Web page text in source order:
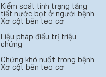
Kiểm soát tình trạng tăng
tiết nước bọt ở người bệnh
Xơ cột bên teo cơ
Liệu pháp điều trị triệu
chứng
Chứng khó nuốt trong bệnh
Xơ cột bên teo cơ